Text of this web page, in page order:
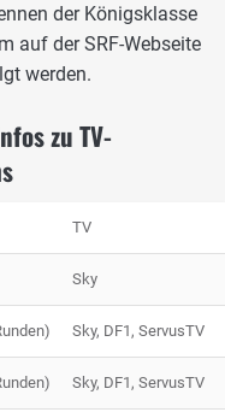
der Königsklasse
auf der SRF-Webseite
werden.
zu TV-
TV
Sky
Sky, DF1, ServusTV
Sky, DF1, ServusTV